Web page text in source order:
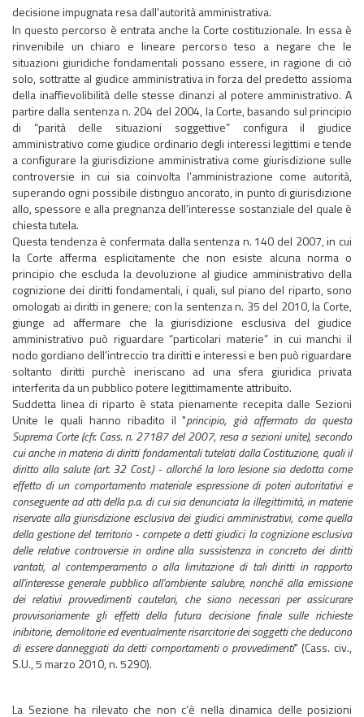
decisione impugnata resa dall'autorità amministrativa.
In questo percorso è entrata anche la Corte costituzionale. In essa è
rinvenibile un chiaro e lineare percorso teso a negare che le
situazioni giuridiche fondamentali possano essere, in ragione di ciò
solo, sottratte al giudice amministrativa in forza del predetto assioma
della inaffievolibilità delle stesse dinanzi al potere amministrativo. A
partire dalla sentenza n. 204 del 2004, la Corte, basando sul principio
di “parità delle situazioni soggettive” configura il giudice
amministrativo come giudice ordinario degli interessi legittimi e tende
a configurare la giurisdizione amministrativa come giurisdizione sulle
controversie in cui sia coinvolta l’amministrazione come autorità,
superando ogni possibile distinguo ancorato, in punto di giurisdizione
allo, spessore e alla pregnanza dell’interesse sostanziale del quale è
chiesta tutela.
Questa tendenza è confermata dalla sentenza n. 140 del 2007, in cui
la Corte afferma esplicitamente che non esiste alcuna norma o
principio che escluda la devoluzione al giudice amministrativo della
cognizione dei diritti fondamentali, i quali, sul piano del riparto, sono
omologati ai diritti in genere; con la sentenza n. 35 del 2010, la Corte,
giunge ad affermare che la giurisdizione esclusiva del giudice
amministrativo può riguardare “particolari materie” in cui manchi il
nodo gordiano dell’intreccio tra diritti e interessi e ben può riguardare
soltanto diritti purchè ineriscano ad una sfera giuridica privata
interferita da un pubblico potere legittimamente attribuito.
Suddetta linea di riparto è stata pienamente recepita dalle Sezioni
Unite le quali hanno ribadito il "principio, già affermato da questa
Suprema Corte (cfr. Cass. n. 27187 del 2007, resa a sezioni unite), secondo
cui anche in materia di diritti fondamentali tutelati dalla Costituzione, quali il
diritto alla salute (art. 32 Cost.) - allorché la loro lesione sia dedotta come
effetto di un comportamento materiale espressione di poteri autoritativi e
conseguente ad atti della p.a. di cui sia denunciata la illegittimità, in materie
riservate alla giurisdizione esclusiva dei giudici amministrativi, come quella
della gestione del territorio - compete a detti giudici la cognizione esclusiva
delle relative controversie in ordine alla sussistenza in concreto dei diritti
vantati, al contemperamento o alla limitazione di tali diritti in rapporto
all'interesse generale pubblico all'ambiente salubre, nonché alla emissione
dei relativi provvedimenti cautelari, che siano necessari per assicurare
provvisoriamente gli effetti della futura decisione finale sulle richieste
inibitorie, demolitorie ed eventualmente risarcitorie dei soggetti che deducono
di essere danneggiati da detti comportamenti o provvedimenti" (Cass. civ.,
S.U., 5 marzo 2010, n. 5290).
La Sezione ha rilevato che non c’è nella dinamica delle posizioni